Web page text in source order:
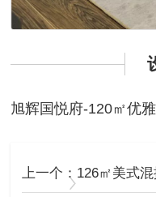
旭辉国悦府-120㎡优
上一个： 126㎡美式